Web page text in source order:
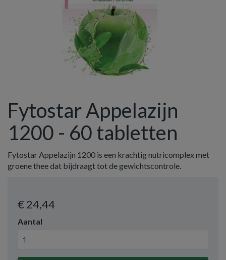
Fytostar Appelazijn
1200 - 60 tabletten
Fytostar Appelazijn 1200 is een krachtig nutricomplex met
groene thee dat bijdraagt tot de gewichtscontrole.
€ 24,44
Aantal